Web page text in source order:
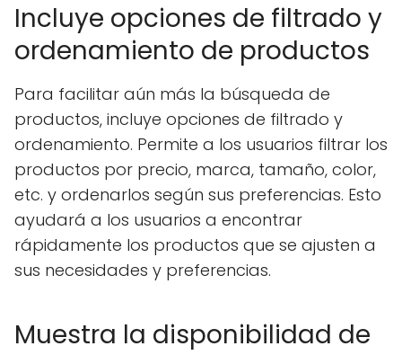
Incluye opciones de filtrado y
ordenamiento de productos
Para facilitar aún más la búsqueda de
productos, incluye opciones de filtrado y
ordenamiento. Permite a los usuarios filtrar los
productos por precio, marca, tamaño, color,
etc. y ordenarlos según sus preferencias. Esto
ayudará a los usuarios a encontrar
rápidamente los productos que se ajusten a
sus necesidades y preferencias.
Muestra la disponibilidad de